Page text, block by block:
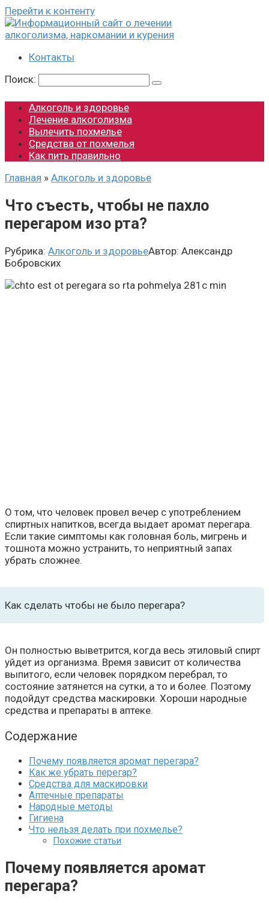
Перейти к контенту
Контакты
Поиск:
Алкоголь и здоровье
Лечение алкоголизма
Вылечить похмелье
Средства от похмелья
Как пить правильно
Главная » Алкоголь и здоровье
Что съесть, чтобы не пахло
перегаром изо рта?
Рубрика: Алкоголь и здоровьеАвтор: Александр
Бобровских
О том, что человек провел вечер с употреблением
спиртных напитков, всегда выдает аромат перегара.
Если такие симптомы как головная боль, мигрень и
тошнота можно устранить, то неприятный запах
убрать сложнее.
Как сделать чтобы не было перегара?
Он полностью выветрится, когда весь этиловый спирт
уйдет из организма. Время зависит от количества
выпитого, если человек порядком перебрал, то
состояние затянется на сутки, а то и более. Поэтому
подойдут средства маскировки. Хороши народные
средства и препараты в аптеке.
Содержание
Почему появляется аромат перегара?
Как же убрать перегар?
Средства для маскировки
Аптечные препараты
Народные методы
Гигиена
Что нельзя делать при похмелье?
Похожие статьи
Почему появляется аромат
перегара?